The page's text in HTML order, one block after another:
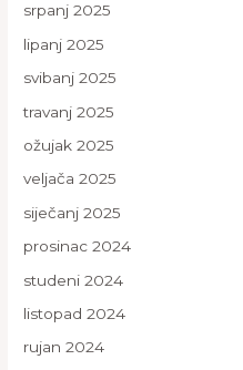
srpanj 2025
lipanj 2025
svibanj 2025
travanj 2025
ožujak 2025
veljača 2025
siječanj 2025
prosinac 2024
studeni 2024
listopad 2024
rujan 2024